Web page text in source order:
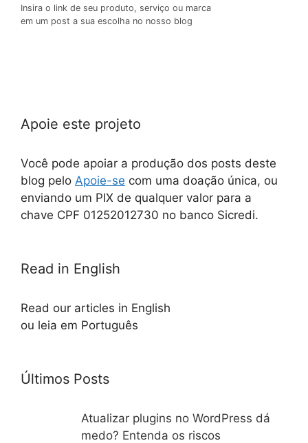
Insira o link de seu produto, serviço ou marca
em um post a sua escolha no nosso blog
Apoie este projeto
Você pode apoiar a produção dos posts deste
blog pelo Apoie-se com uma doação única, ou
enviando um PIX de qualquer valor para a
chave CPF 01252012730 no banco Sicredi.
Read in English
Read our articles in English
ou leia em Português
Últimos Posts
Atualizar plugins no WordPress dá
medo? Entenda os riscos